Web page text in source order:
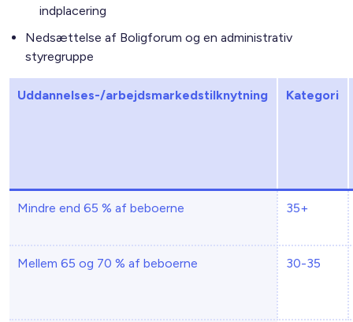
indplacering
Nedsættelse af Boligforum og en administrativ
styregruppe
Uddannelses-/arbejdsmarkedstilknytning Kategori
Mindre end 65 % af beboerne 35+
Mellem 65 og 70 % af beboerne 30-35